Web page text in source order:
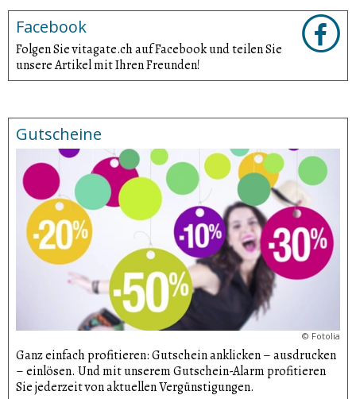
Facebook
Folgen Sie vitagate.ch auf Facebook und teilen Sie
unsere Artikel mit Ihren Freunden!
Gutscheine
© Fotolia
Ganz einfach profitieren: Gutschein anklicken – ausdrucken
– einlösen. Und mit unserem Gutschein-Alarm profitieren
Sie jederzeit von aktuellen Vergünsti­gungen.